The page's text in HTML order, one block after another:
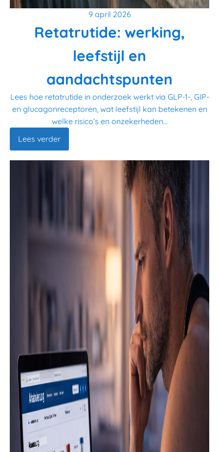
9 april 2026
Retatrutide: werking,
leefstijl en
aandachtspunten
Lees hoe retatrutide in onderzoek werkt via GLP-1-, GIP-
en glucagonreceptoren, wat leefstijl kan betekenen en
welke risico’s en onzekerheden...
Lees verder